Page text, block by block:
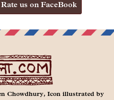
Rate us on FaceBook
Chowdhury, Icon illustrated by